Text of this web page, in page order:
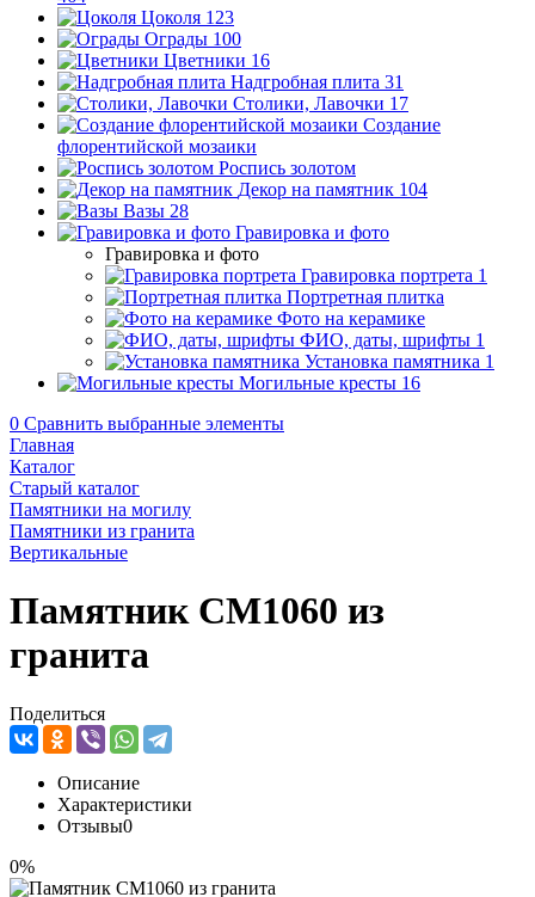
Цоколя 123
Ограды 100
Цветники 16
Надгробная плита 31
Столики, Лавочки 17
Создание
флорентийской мозаики
Роспись золотом
Декор на памятник 104
Вазы 28
Гравировка и фото
Гравировка и фото
Гравировка портрета 1
Портретная плитка
Фото на керамике
ФИО, даты, шрифты 1
Установка памятника 1
Могильные кресты 16
0 Сравнить выбранные элементы
Главная
Каталог
Старый каталог
Памятники на могилу
Памятники из гранита
Вертикальные
Памятник CM1060 из
гранита
Поделиться
Описание
Характеристики
Отзывы0
0%